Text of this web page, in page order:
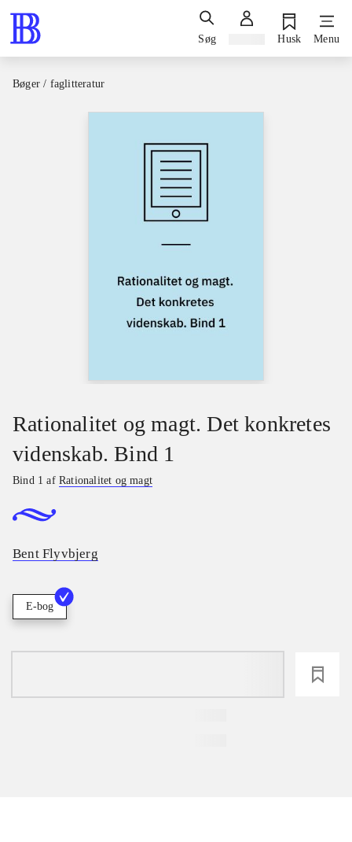
Søg Husk Menu
Bøger / faglitteratur
Rationalitet og magt. Det konkretes
videnskab. Bind 1
Bind 1 afRationalitet og magt
Bent Flyvbjerg
E-bog